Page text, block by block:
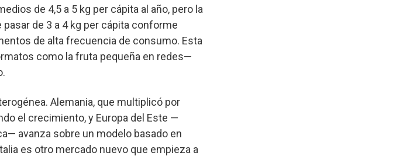
de 4,5 a 5 kg per cápita al año, pero la
de 3 a 4 kg per cápita conforme
de alta frecuencia de consumo. Esta
como la fruta pequeña en redes—
Alemania, que multiplicó por
el crecimiento, y Europa del Este —
avanza sobre un modelo basado en
es otro mercado nuevo que empieza a